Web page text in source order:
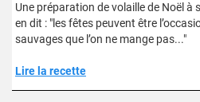
Une préparation de volaille de Noël à
en dit : "les fêtes peuvent être
sauvages que l’on ne mange pas..."
Lire la recette